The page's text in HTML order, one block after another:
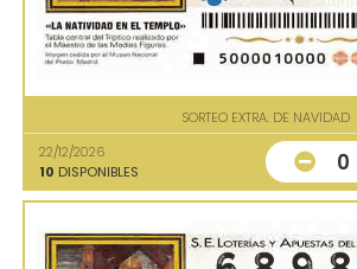
SORTEO EXTRA. DE NAVIDAD
22/12/2026
10 DISPONIBLES 0